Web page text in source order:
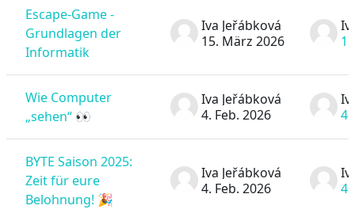
Escape-Game -
Grundlagen der
Informatik
Iva Jeřábková
15. März 2026
Wie Computer
„sehen“ 👀
Iva Jeřábková
4. Feb. 2026
4.
BYTE Saison 2025:
Zeit für eure
Belohnung! 🎉
Iva Jeřábková
4. Feb. 2026
4.